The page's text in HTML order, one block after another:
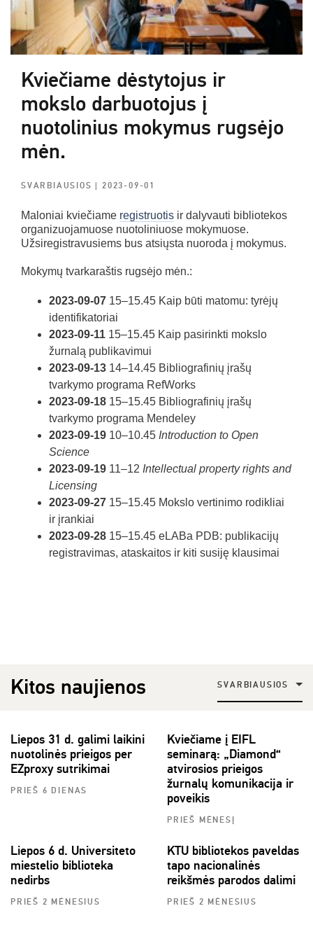
Kviečiame dėstytojus ir
mokslo darbuotojus į
nuotolinius mokymus rugsėjo
mėn.
SVARBIAUSIOS| 2023-09-01
Maloniai kviečiame registruotis ir dalyvauti bibliotekos
organizuojamuose nuotoliniuose mokymuose.
Užsiregistravusiems bus atsiųsta nuoroda į mokymus.
Mokymų tvarkaraštis rugsėjo mėn.:
2023-09-07 15–15.45 Kaip būti matomu: tyrėjų
identifikatoriai
2023-09-11 15–15.45 Kaip pasirinkti mokslo
žurnalą publikavimui
2023-09-13 14–14.45 Bibliografinių įrašų
tvarkymo programa RefWorks
2023-09-18 15–15.45 Bibliografinių įrašų
tvarkymo programa Mendeley
2023-09-19 10–10.45 Introduction to Open
Science
2023-09-19 11–12 Intellectual property rights and
Licensing
2023-09-27 15–15.45 Mokslo vertinimo rodikliai
ir įrankiai
2023-09-28 15–15.45 eLABa PDB: publikacijų
registravimas, ataskaitos ir kiti susiję klausimai
Kitos naujienos SVARBIAUSIOS
Liepos 31 d. galimi laikini
nuotolinės prieigos per
EZproxy sutrikimai
PRIEŠ 6 DIENAS
Kviečiame į EIFL
seminarą: „Diamond“
atvirosios prieigos
žurnalų komunikacija ir
poveikis
PRIEŠ MĖNESĮ
Liepos 6 d. Universiteto
miestelio biblioteka
nedirbs
PRIEŠ 2 MĖNESIUS
KTU bibliotekos paveldas
tapo nacionalinės
reikšmės parodos dalimi
PRIEŠ 2 MĖNESIUS